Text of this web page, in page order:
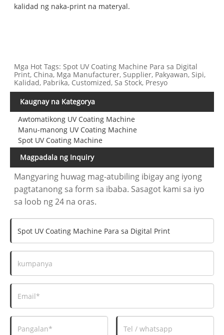
kalidad ng naka-print na materyal.
Mga Hot Tags: Spot UV Coating Machine Para sa Digital
Print, China, Mga Manufacturer, Supplier, Pakyawan, Sipi,
Kalidad, Pabrika, Customized, Sa Stock, Presyo
Kaugnay na Kategorya
Awtomatikong UV Coating Machine
Manu-manong UV Coating Machine
Spot UV Coating Machine
Magpadala ng Inquiry
Mangyaring huwag mag-atubiling ibigay ang iyong
pagtatanong sa form sa ibaba. Sasagot kami sa iyo
sa loob ng 24 na oras.